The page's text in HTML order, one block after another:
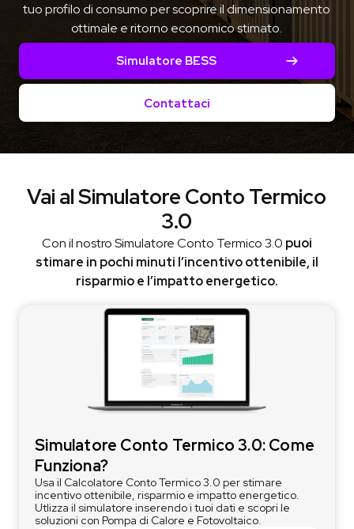
tuo profilo di consumo per scoprire il dimensionamento
ottimale e ritorno economico stimato.
Simulatore BESS
Contattaci
Vai al Simulatore Conto Termico
3.0
Con il nostro Simulatore Conto Termico 3.0 puoi
stimare in pochi minuti l’incentivo ottenibile, il
risparmio e l’impatto energetico.
Simulatore Conto Termico 3.0: Come
Funziona?
Usa il Calcolatore Conto Termico 3.0 per stimare
incentivo ottenibile, risparmio e impatto energetico.
Utlizza il simulatore inserendo i tuoi dati e scopri le
soluzioni con Pompa di Calore e Fotovoltaico.